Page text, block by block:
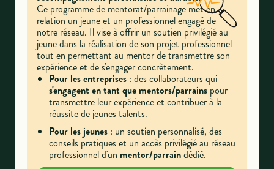
Ce programme de mentorat/parrainage met en
relation un jeune et un professionnel engagé de
notre réseau. Il vise à offrir un soutien privilégié au
jeune dans la réalisation de son projet professionnel
tout en permettant au mentor de transmettre son
expérience et de s'engager concrètement.
Pour les entreprises: des collaborateurs qui
s'engagent en tant que mentors/parrainspour
transmettre leur expérience et contribuer à la
réussite de jeunes talents.
Pour les jeunes : un soutien personnalisé, des
conseils pratiques et un accès privilégié au réseau
professionnel d'un mentor/parraindédié.